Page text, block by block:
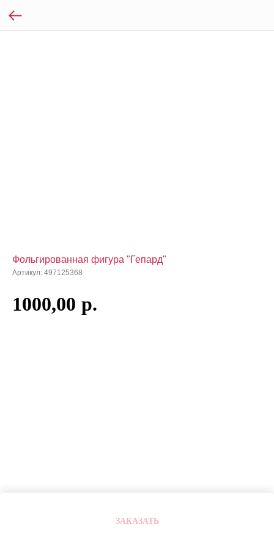
Фольгированная фигура "Гепард"
Артикул: 497125368
1000,00 р.
ЗАКАЗАТЬ